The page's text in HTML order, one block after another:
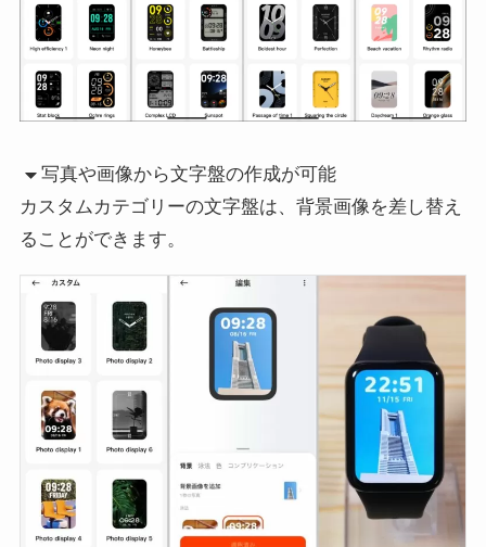
写真や画像から文字盤の作成が可能
カスタムカテゴリーの文字盤は、背景画像を差し替え
ることができます。